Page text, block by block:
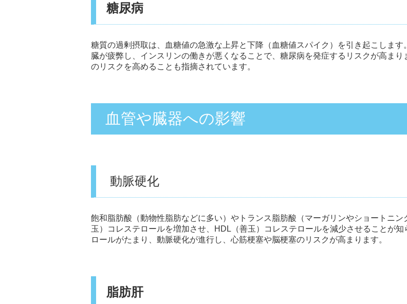
糖尿病
糖質の過剰摂取は、血糖値の急激な上昇と下降（血糖値スパイク）を引き起こしま
臓が疲弊し、インスリンの働きが悪くなることで、糖尿病を発症するリスクが高ま
のリスクを高めることも指摘されています。
血管や臓器への影響
動脈硬化
飽和脂肪酸（動物性脂肪などに多い）やトランス脂肪酸（マーガリンやショートニ
玉）コレステロールを増加させ、HDL（善玉）コレステロールを減少させることが
ロールがたまり、動脈硬化が進行し、心筋梗塞や脳梗塞のリスクが高まります。
脂肪肝